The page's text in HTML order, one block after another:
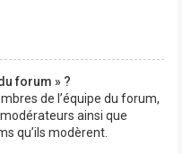
forum » ?
de l’équipe du forum,
ainsi que
qu’ils modèrent.